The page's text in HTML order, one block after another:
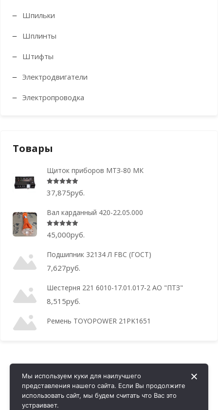
Шпильки
Шплинты
Штифты
Электродвигатели
Электропроводка
Товары
Щиток приборов МТЗ-80 МК
Оценка5.00 из 5
37,875руб.
Вал карданный 420-22.05.000
Оценка5.00 из 5
45,000руб.
Подшипник 32134 Л FBC (ГОСТ)
7,627руб.
Шестерня 221 6010-17.01.017-2 АО "ПТЗ"
8,515руб.
Ремень TOYOPOWER 21PK1651
Мы используем куки для наилучшего
представления нашего сайта. Если Вы продолжите
использовать сайт, мы будем считать что Вас это
устраивает.